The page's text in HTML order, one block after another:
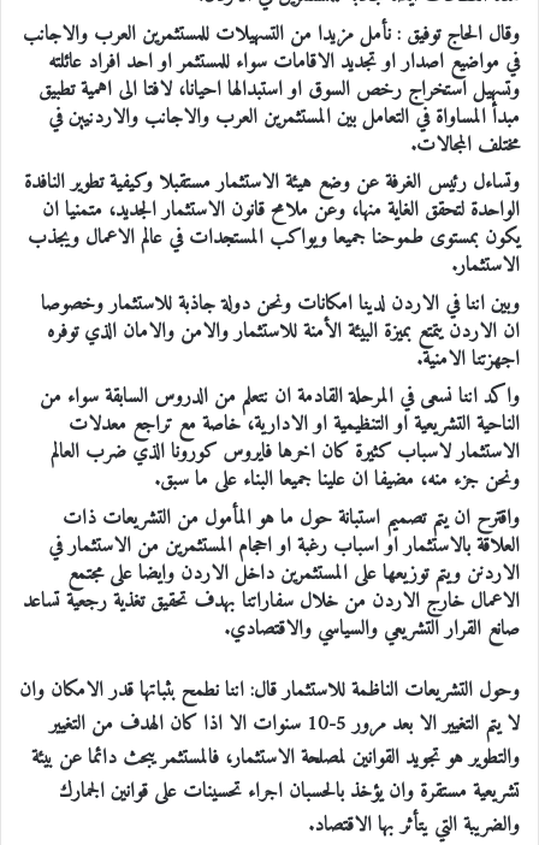
وقال الحاج توفيق : نأمل مزيدا من التسهيلات للمستثمرين العرب والاجانب
في مواضيع اصدار او تجديد الاقامات سواء للمستثمر او احد افراد عائلته
وتسهيل استخراج رخص السوق او استبدالها احيانا، لافتا الى اهمية تطبيق
مبدأ المساواة في التعامل بين المستثمرين العرب والاجانب والاردنيين في
مختلف المجالات.
وتساءل رئيس الغرفة عن وضع هيئة الاستثمار مستقبلا وكيفية تطوير النافدة
الواحدة لتحقق الغاية منها، وعن ملامح قانون الاستثمار الجديد، متمنيا ان
يكون بمستوى طموحنا جميعا ويواكب المستجدات في عالم الاعمال ويجذب
الاستثمار.
وبين اننا في الاردن لدينا امكانات ونحن دولة جاذبة للاستثمار وخصوصا
ان الاردن يتمتع بميزة البيئة الأمنة للاستثمار والامن والامان الذي توفره
اجهزتنا الامنية.
واكد اننا نسعى في المرحلة القادمة ان نتعلم من الدروس السابقة سواء من
الناحية التشريعية او التنظيمية او الادارية، خاصة مع تراجع معدلات
الاستثمار لاسباب كثيرة كان اخرها فايروس كورونا الذي ضرب العالم
ونحن جزء منه، مضيفا ان علينا جميعا البناء على ما سبق.
واقترح ان يتم تصميم استبانة حول ما هو المأمول من التشريعات ذات
العلاقة بالاستثمار او اسباب رغبة او احجام المستثمرين من الاستثمار في
الاردنن ويتم توزيعها على المستثمرين داخل الاردن وايضا على مجتمع
الاعمال خارج الاردن من خلال سفاراتنا بهدف تحقيق تغذية رجعية تساعد
صانع القرار التشريعي والسياسي والاقتصادي.
وحول التشريعات الناظمة للاستثمار قال: اننا نطمح بثباتها قدر الامكان وان
لا يتم التغيير الا بعد مرور 5-10 سنوات الا اذا كان الهدف من التغيير
والتطوير هو تجويد القوانين لمصلحة الاستثمار، فالمستثمر يبحث دائما عن بيئة
تشريعية مستقرة وان يؤخذ بالحسبان اجراء تحسينات على قوانين الجمارك
والضريبة التي يتأثر بها الاقتصاد.